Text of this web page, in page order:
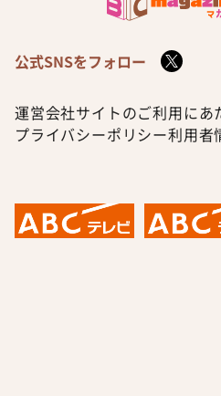
公式SNSをフォロー
運営会社サイトのご利用にあ
プライバシーポリシー利用者